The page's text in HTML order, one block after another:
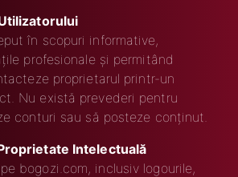
în scopuri informative,
profesionale și permitând
proprietarul printr-un
Nu există prevederi pentru
conturi sau să posteze conținut.
Intelectuală
bogozi.com, inclusiv logourile,